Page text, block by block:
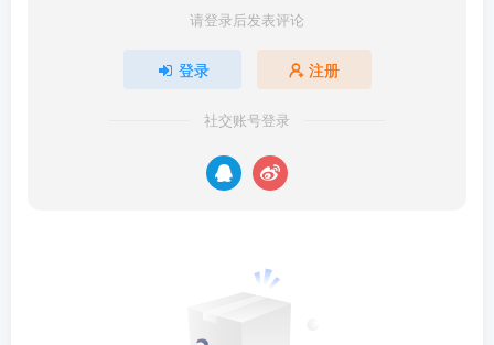
请登录后发表评论
登录 注册
社交账号登录